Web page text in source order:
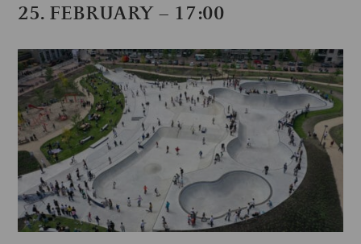
25. FEBRUARY – 17:00